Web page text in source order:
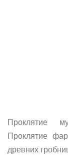
Проклятие
Проклятие
древних